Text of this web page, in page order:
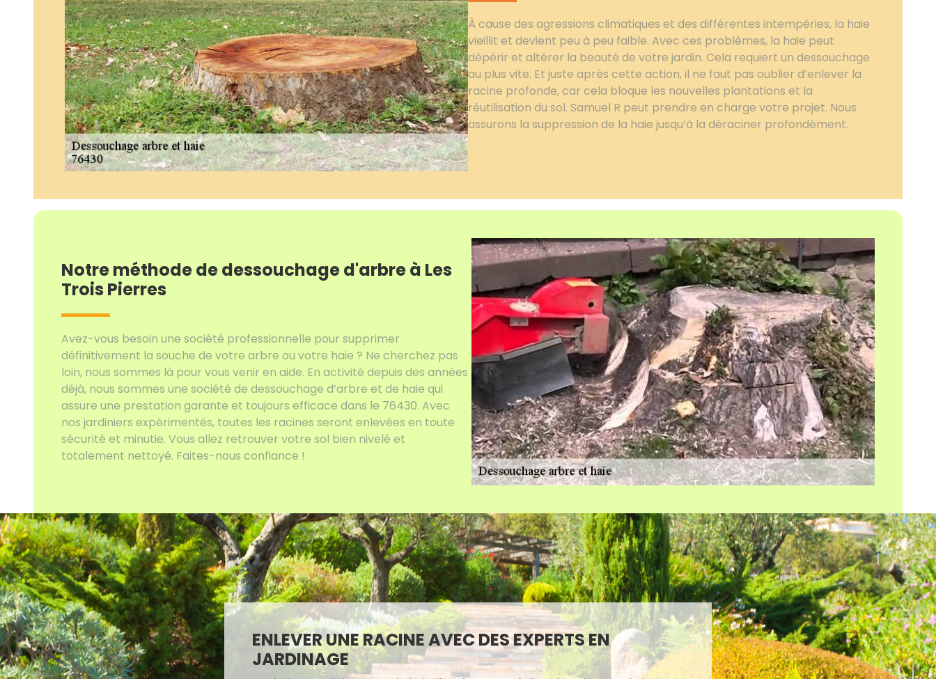
À cause des agressions climatiques et des différentes intempéries, la haie
vieillit et devient peu à peu faible. Avec ces problèmes, la haie peut
dépérir et altérer la beauté de votre jardin. Cela requiert un dessouchage
au plus vite. Et juste après cette action, il ne faut pas oublier d’enlever la
racine profonde, car cela bloque les nouvelles plantations et la
réutilisation du sol. Samuel R peut prendre en charge votre projet. Nous
assurons la suppression de la haie jusqu’à la déraciner profondément.
Notre méthode de dessouchage d'arbre à Les
Trois Pierres
Avez-vous besoin une société professionnelle pour supprimer
définitivement la souche de votre arbre ou votre haie ? Ne cherchez pas
loin, nous sommes là pour vous venir en aide. En activité depuis des années
déjà, nous sommes une société de dessouchage d’arbre et de haie qui
assure une prestation garante et toujours efficace dans le 76430. Avec
nos jardiniers expérimentés, toutes les racines seront enlevées en toute
sécurité et minutie. Vous allez retrouver votre sol bien nivelé et
totalement nettoyé. Faites-nous confiance !
ENLEVER UNE RACINE AVEC DES EXPERTS EN
JARDINAGE